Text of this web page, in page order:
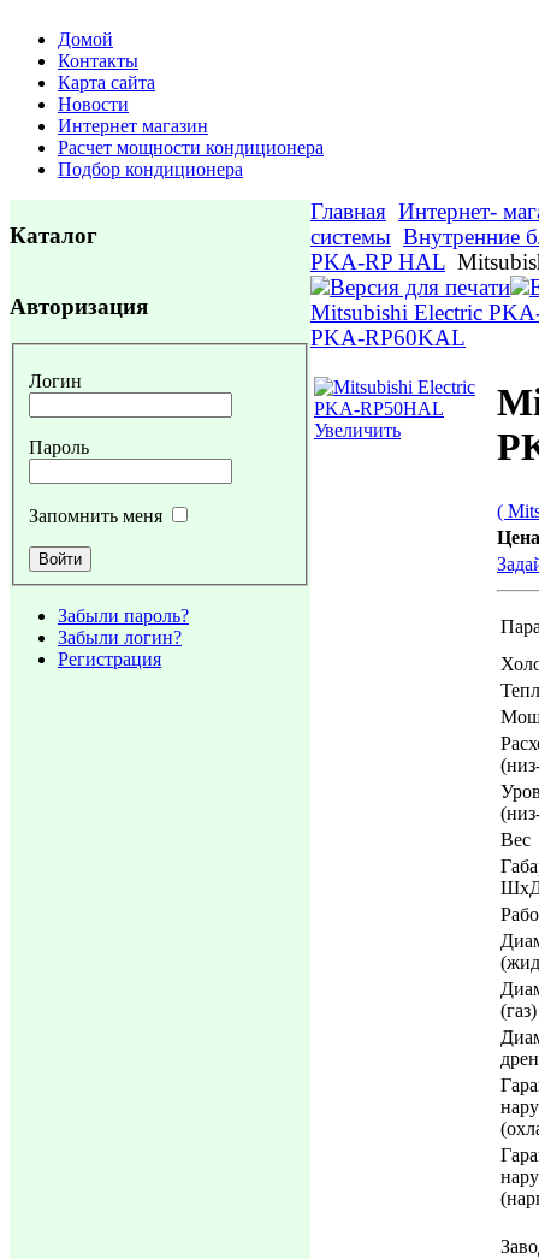
Домой
Контакты
Карта сайта
Новости
Интернет магазин
Расчет мощности кондиционера
Подбор кондиционера
Каталог
Авторизация
Логин
Пароль
Запомнить меня
Забыли пароль?
Забыли логин?
Регистрация
Главная Интернет-
системы Внутренние
PKA-RP HAL
Mitsubishi Electric
PKA-RP60KAL
Увеличить
(
Вес
(газ)